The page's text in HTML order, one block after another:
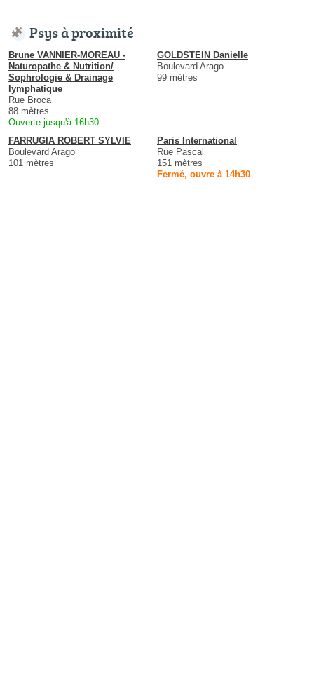
Psys à proximité
Brune VANNIER-MOREAU -
Naturopathe & Nutrition/
Sophrologie & Drainage
lymphatique
Rue Broca
88 mètres
Ouverte jusqu'à 16h30
GOLDSTEIN Danielle
Boulevard Arago
99 mètres
FARRUGIA ROBERT SYLVIE
Boulevard Arago
101 mètres
Paris International
Rue Pascal
151 mètres
Fermé, ouvre à 14h30